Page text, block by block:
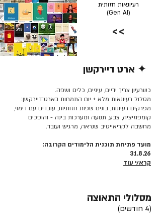
רעיונאות חזותית
(Gen AI)
>>
✦ ארט דיירקשן
כשרעיון צריך ידיים, עיניים, כלים ושפה.
מסלול רעיונאות מלא + יום התמחות בארט־דיירקשן:
מפרקים רעיונות, בונים שפות חזותיות, עובדים עם דימוי,
קומפוזיציה, צבע, תנועה ומערכות בינה - והופכים
מחשבה לקריאייטיב שנראה, מרגיש ועובד.
מועד פתיחת תוכנית הלימודים הקרובה:
31.8.26
קרא/י עוד
מסלולי התאוצה
(4 חודשים)